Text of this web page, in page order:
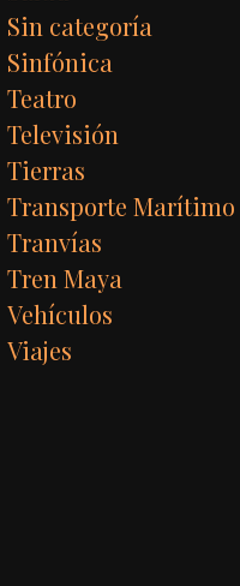
Sin categoría
Sinfónica
Teatro
Televisión
Tierras
Transporte Marítimo
Tranvías
Tren Maya
Vehículos
Viajes